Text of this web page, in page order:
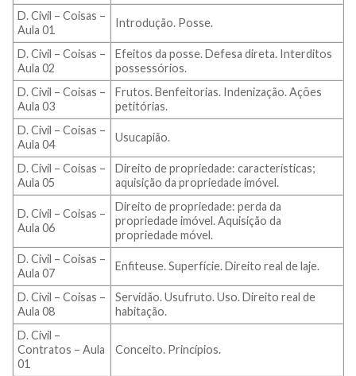
D. Civil – Coisas –
Aula 01
Introdução. Posse.
D. Civil – Coisas –
Aula 02
Efeitos da posse. Defesa direta. Interditos
possessórios.
D. Civil – Coisas –
Aula 03
Frutos. Benfeitorias. Indenização. Ações
petitórias.
D. Civil – Coisas –
Aula 04
Usucapião.
D. Civil – Coisas –
Aula 05
Direito de propriedade: características;
aquisição da propriedade imóvel.
D. Civil – Coisas –
Aula 06
Direito de propriedade: perda da
propriedade imóvel. Aquisição da
propriedade móvel.
D. Civil – Coisas –
Aula 07
Enfiteuse. Superfície. Direito real de laje.
D. Civil – Coisas –
Aula 08
Servidão. Usufruto. Uso. Direito real de
habitação.
D. Civil –
Contratos – Aula
01
Conceito. Princípios.